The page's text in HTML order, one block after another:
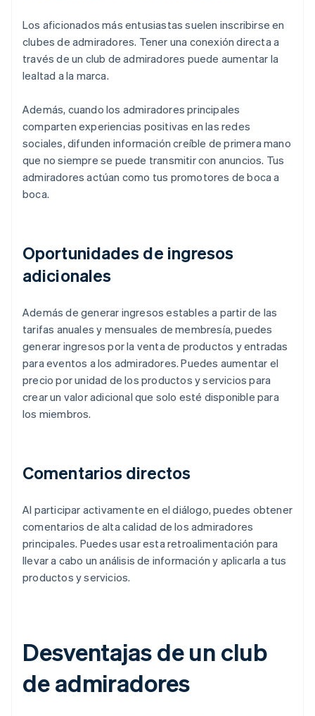
Los aficionados más entusiastas suelen inscribirse en
clubes de admiradores. Tener una conexión directa a
través de un club de admiradores puede aumentar la
lealtad a la marca.
Además, cuando los admiradores principales
comparten experiencias positivas en las redes
sociales, difunden información creíble de primera mano
que no siempre se puede transmitir con anuncios. Tus
admiradores actúan como tus promotores de boca a
boca.
Oportunidades de ingresos
adicionales
Además de generar ingresos estables a partir de las
tarifas anuales y mensuales de membresía, puedes
generar ingresos por la venta de productos y entradas
para eventos a los admiradores. Puedes aumentar el
precio por unidad de los productos y servicios para
crear un valor adicional que solo esté disponible para
los miembros.
Comentarios directos
Al participar activamente en el diálogo, puedes obtener
comentarios de alta calidad de los admiradores
principales. Puedes usar esta retroalimentación para
llevar a cabo un análisis de información y aplicarla a tus
productos y servicios.
Desventajas de un club
de admiradores